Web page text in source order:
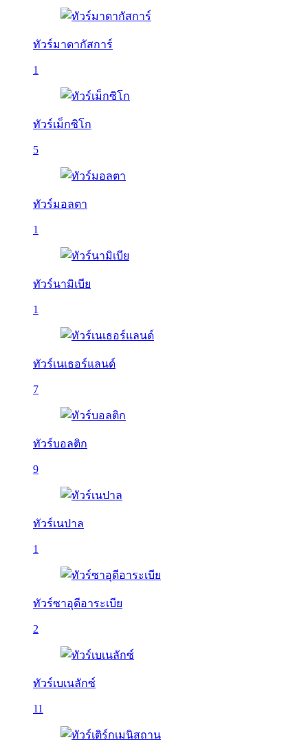
ทัวร์มาดากัสการ์
1
ทัวร์เม็กซิโก
5
ทัวร์มอลตา
1
ทัวร์นามิเบีย
1
ทัวร์เนเธอร์แลนด์
7
ทัวร์บอลติก
9
ทัวร์เนปาล
1
ทัวร์ซาอุดีอาระเบีย
2
ทัวร์เบเนลักซ์
11